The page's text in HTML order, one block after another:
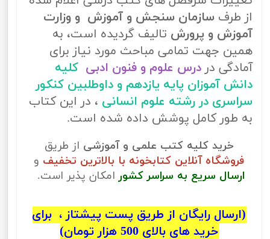
از طرف سازمان سنجش و آموزش و وزارت
آموزش و پرورش تالیف گردیده است، به
همین جهت تمامی مباحث مورد نیاز برای
آمادگی در درس علوم و فنون ادبی کلیه
دانش آموزان پایه یازدهم و داوطلبین کنکور
سراسری در رشته علوم انسانی ، در این کتاب
به طور کامل پوشش داده شده است.
خرید کلیه کتب علمی و آموزشی از طریق
فروشگاه آنلاین کتابخونه با بالاترین تخفیف و
ارسال سریع به سراسر کشور امکان پذیر است.
(ارسال رایگان از طریق پست پیشتاز ، برای
خرید های بالای 500 هزار تومان)